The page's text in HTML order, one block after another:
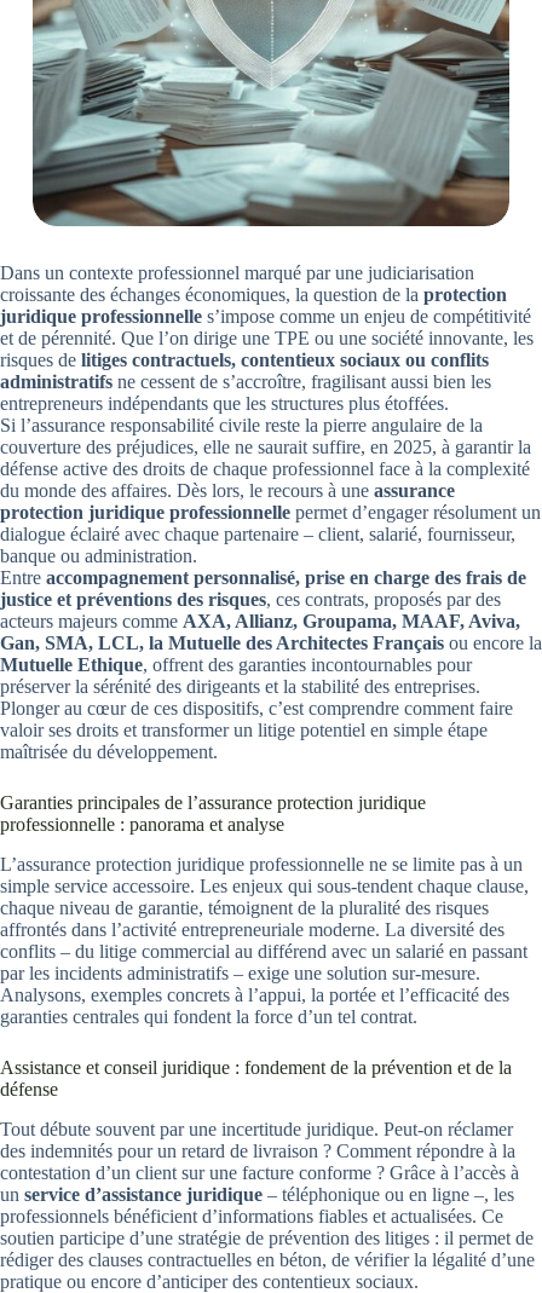
Dans un contexte professionnel marqué par une judiciarisation
croissante des échanges économiques, la question de la protection
juridique professionnelle s’impose comme un enjeu de compétitivité
et de pérennité. Que l’on dirige une TPE ou une société innovante, les
risques de litiges contractuels, contentieux sociaux ou conflits
administratifs ne cessent de s’accroître, fragilisant aussi bien les
entrepreneurs indépendants que les structures plus étoffées.
Si l’assurance responsabilité civile reste la pierre angulaire de la
couverture des préjudices, elle ne saurait suffire, en 2025, à garantir la
défense active des droits de chaque professionnel face à la complexité
du monde des affaires. Dès lors, le recours à une assurance
protection juridique professionnelle permet d’engager résolument un
dialogue éclairé avec chaque partenaire – client, salarié, fournisseur,
banque ou administration.
Entre accompagnement personnalisé, prise en charge des frais de
justice et préventions des risques, ces contrats, proposés par des
acteurs majeurs comme AXA, Allianz, Groupama, MAAF, Aviva,
Gan, SMA, LCL, la Mutuelle des Architectes Français ou encore la
Mutuelle Ethique, offrent des garanties incontournables pour
préserver la sérénité des dirigeants et la stabilité des entreprises.
Plonger au cœur de ces dispositifs, c’est comprendre comment faire
valoir ses droits et transformer un litige potentiel en simple étape
maîtrisée du développement.
Garanties principales de l’assurance protection juridique
professionnelle : panorama et analyse
L’assurance protection juridique professionnelle ne se limite pas à un
simple service accessoire. Les enjeux qui sous-tendent chaque clause,
chaque niveau de garantie, témoignent de la pluralité des risques
affrontés dans l’activité entrepreneuriale moderne. La diversité des
conflits – du litige commercial au différend avec un salarié en passant
par les incidents administratifs – exige une solution sur-mesure.
Analysons, exemples concrets à l’appui, la portée et l’efficacité des
garanties centrales qui fondent la force d’un tel contrat.
Assistance et conseil juridique : fondement de la prévention et de la
défense
Tout débute souvent par une incertitude juridique. Peut-on réclamer
des indemnités pour un retard de livraison ? Comment répondre à la
contestation d’un client sur une facture conforme ? Grâce à l’accès à
un service d’assistance juridique – téléphonique ou en ligne –, les
professionnels bénéficient d’informations fiables et actualisées. Ce
soutien participe d’une stratégie de prévention des litiges : il permet de
rédiger des clauses contractuelles en béton, de vérifier la légalité d’une
pratique ou encore d’anticiper des contentieux sociaux.